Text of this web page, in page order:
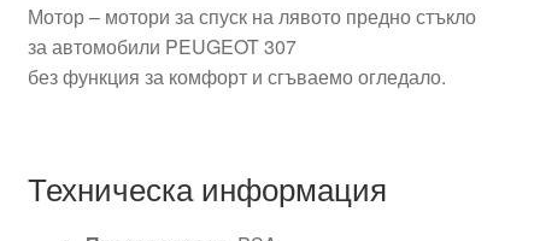
Мотор – мотори за спуск на лявото предно стъкло
за автомобили PEUGEOT 307
без функция за комфорт и сгъваемо огледало.
Техническа информация